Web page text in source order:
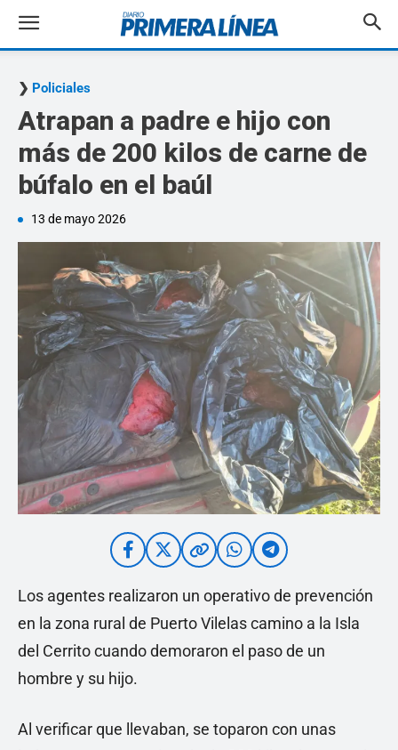
Policiales
Atrapan a padre e hijo con
más de 200 kilos de carne de
búfalo en el baúl
13 de mayo 2026
Los agentes realizaron un operativo de prevención
en la zona rural de Puerto Vilelas camino a la Isla
del Cerrito cuando demoraron el paso de un
hombre y su hijo.
Al verificar que llevaban, se toparon con unas